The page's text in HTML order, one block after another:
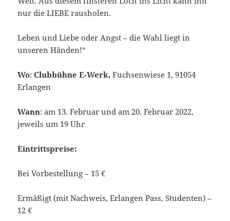
nur die LIEBE rausholen.
Leben und Liebe oder Angst – die Wahl liegt in
unseren Händen!“
Wo:Clubbühne Е-Werk, Fuchsenwiese 1, 91054
Erlangen
Wann: am 13. Februar und am 20. Februar 2022,
jeweils um 19 Uhr
Eintrittspreise:
Bei Vorbestellung – 15 €
Ermäßigt (mit Nachweis, Erlangen Pass, Studenten) –
12 €